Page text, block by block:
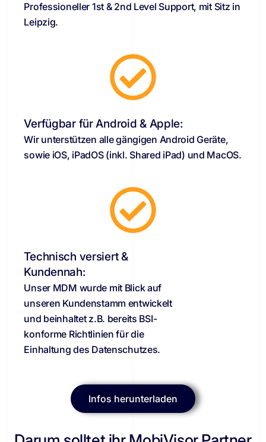
Professioneller 1st & 2nd Level Support, mit Sitz in
Leipzig.
Verfügbar für Android & Apple:
Wir unterstützen alle gängigen Android Geräte,
sowie iOS, iPadOS (inkl. Shared iPad) und MacOS.
Technisch versiert &
Kundennah:
Unser MDM wurde mit Blick auf
unseren Kundenstamm entwickelt
und beinhaltet z.B. bereits BSI-
konforme Richtlinien für die
Einhaltung des Datenschutzes.
Infos herunterladen